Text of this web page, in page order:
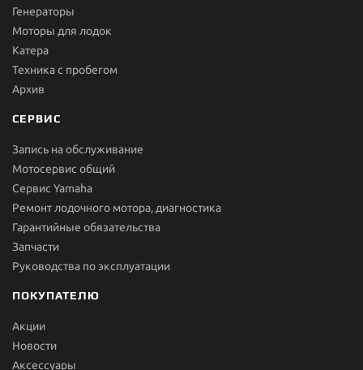
Генераторы
Моторы для лодок
Катера
Техника с пробегом
Архив
СЕРВИС
Запись на обслуживание
Мотосервис общий
Сервис Yamaha
Ремонт лодочного мотора, диагностика
Гарантийные обязательства
Запчасти
Руководства по эксплуатации
ПОКУПАТЕЛЮ
Акции
Новости
Aксессуары